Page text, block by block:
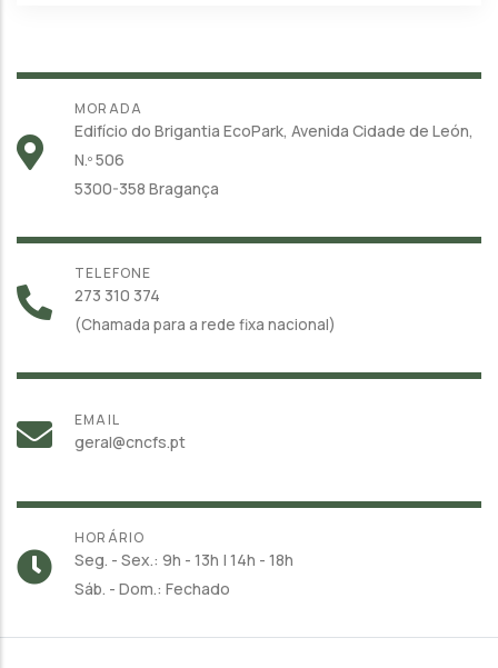
MORADA
Edifício do Brigantia EcoPark, Avenida Cidade de León,
N.º 506
5300-358 Bragança
TELEFONE
273 310 374
(Chamada para a rede fixa nacional)
EMAIL
geral@cncfs.pt
HORÁRIO
Seg. - Sex.: 9h - 13h | 14h - 18h
Sáb. - Dom.: Fechado